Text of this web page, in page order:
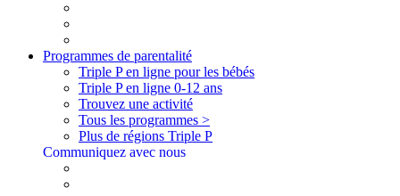
Programmes de parentalité
Triple P en ligne pour les bébés
Triple P en ligne 0-12 ans
Trouvez une activité
Tous les programmes >
Plus de régions Triple P
Communiquez avec nous